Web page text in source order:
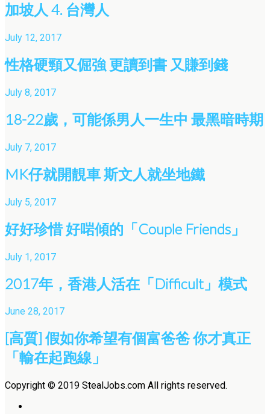
加坡人 4. 台灣人
July 12, 2017
性格硬頸又倔強 更讀到書 又賺到錢
July 8, 2017
18-22歲，可能係男人一生中 最黑暗時期
July 7, 2017
MK仔就開靚車 斯文人就坐地鐵
July 5, 2017
好好珍惜 好啱傾的「Couple Friends」
July 1, 2017
2017年，香港人活在「Difficult」模式
June 28, 2017
[高質] 假如你希望有個富爸爸 你才真正
「輸在起跑線」
Copyright © 2019 StealJobs.com All rights reserved.